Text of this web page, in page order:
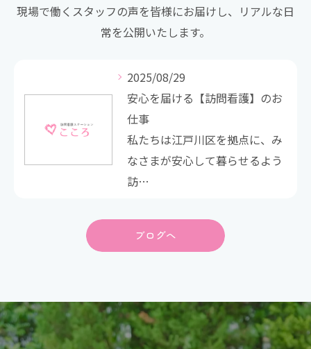
現場で働くスタッフの声を皆様にお届けし、リアルな日
常を公開いたします。
2025/08/29
安心を届ける【訪問看護】のお
仕事
私たちは江戸川区を拠点に、み
なさまが安心して暮らせるよう
訪…
ブログへ